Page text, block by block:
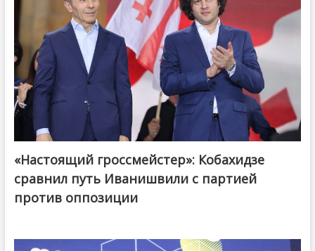
@ქართული ოცნება / Georgian Dream
«Настоящий гроссмейстер»: Кобахидзе
сравнил путь Иванишвили с партией
против оппозиции